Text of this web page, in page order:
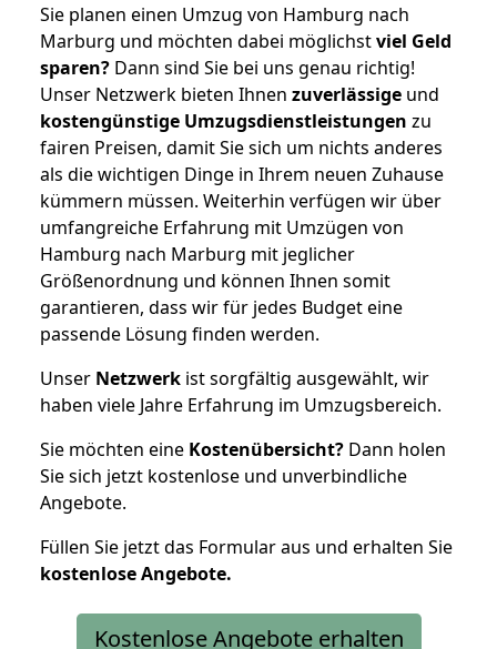
Sie planen einen Umzug von Hamburg nach
Marburg und möchten dabei möglichstviel Geld
sparen? Dann sind Sie bei uns genau richtig!
Unser Netzwerk bieten Ihnen zuverlässige und
kostengünstige Umzugsdienstleistungen zu
fairen Preisen, damit Sie sich um nichts anderes
als die wichtigen Dinge in Ihrem neuen Zuhause
kümmern müssen. Weiterhin verfügen wir über
umfangreiche Erfahrung mit Umzügen von
Hamburg nach Marburg mit jeglicher
Größenordnung und können Ihnen somit
garantieren, dass wir für jedes Budget eine
passende Lösung finden werden.
Unser Netzwerk ist sorgfältig ausgewählt, wir
haben viele Jahre Erfahrung im Umzugsbereich.
Sie möchten eine Kostenübersicht? Dann holen
Sie sich jetzt kostenlose und unverbindliche
Angebote.
Füllen Sie jetzt das Formular aus und erhalten Sie
kostenloseAngebote.
Kostenlose Angebote erhalten